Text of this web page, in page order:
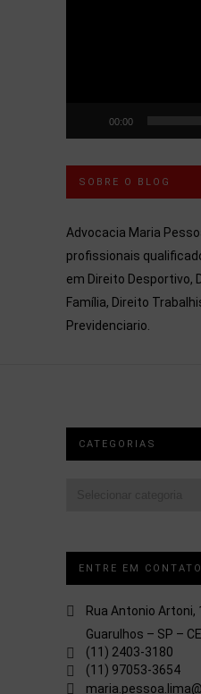
00:00
SOBRE O BLOG
Advocacia Maria
profissionais
em Direito Desportivo,
Família, Direito
Previdenciario.
CATEGORIAS
ENTRE EM CONTATO
Rua Antonio Artoni,
Guarulhos – SP –
(11) 2403-3180
(11) 97053-3654